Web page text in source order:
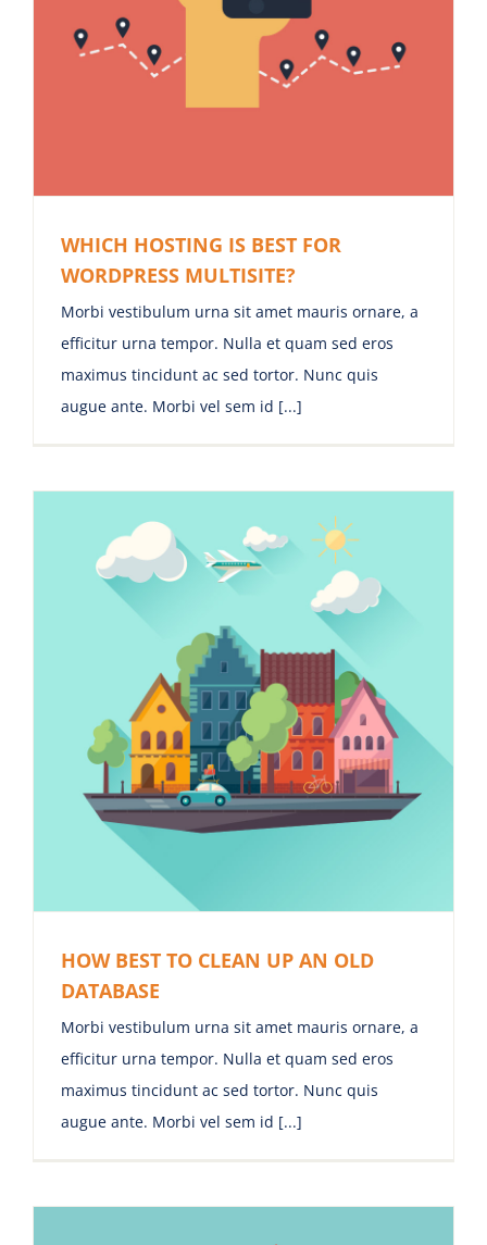
WHICH HOSTING IS BEST FOR
WORDPRESS MULTISITE?
Morbi vestibulum urna sit amet mauris ornare, a
efficitur urna tempor. Nulla et quam sed eros
maximus tincidunt ac sed tortor. Nunc quis
augue ante. Morbi vel sem id [...]
HOW BEST TO CLEAN UP AN OLD
DATABASE
Morbi vestibulum urna sit amet mauris ornare, a
efficitur urna tempor. Nulla et quam sed eros
maximus tincidunt ac sed tortor. Nunc quis
augue ante. Morbi vel sem id [...]